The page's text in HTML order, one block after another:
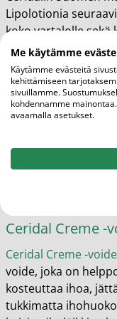
Lipolotionia
koko vartalolle sekä
kuivalle päänahalle,
päänahasta,
kuiville limakalvoille
sekä liukasteeksi,
suojaksi ennen
Korvissa
korvakäytäviin.
hajusteita,
Ceridal Creme -
Ceridal Creme -voide
voide, joka on
kosteuttaa ihoa,
tukkimatta
Me käytämme
Käytämme evästeitä
kehittämiseen
sivuillamme.
kohdennamme
avaamalla asetukset.